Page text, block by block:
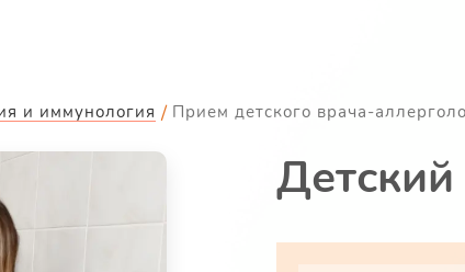
и иммунология Прием детского врача-